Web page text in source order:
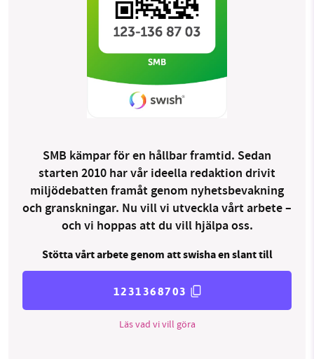
SMB kämpar för en hållbar framtid. Sedan
starten 2010 har vår ideella redaktion drivit
miljödebatten framåt genom nyhetsbevakning
och granskningar. Nu vill vi utveckla vårt arbete –
och vi hoppas att du vill hjälpa oss.
Stötta vårt arbete genom att swisha en slant till
1231368703
Läs vad vi vill göra